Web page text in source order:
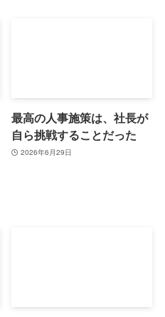
最高の人事施策は、社長が
自ら挑戦することだった
2026年6月29日